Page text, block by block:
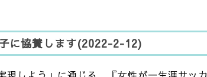
に協賛します(2022-2-12)